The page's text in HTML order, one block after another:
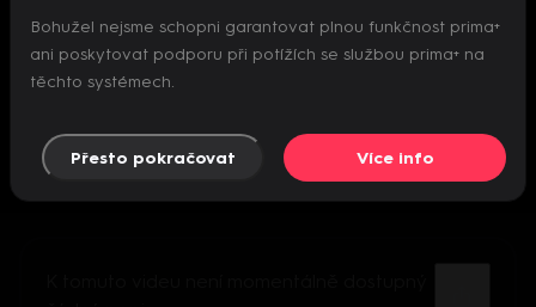
Nepodařilo se inicializovat přehrávač
Bohužel nejsme schopni garantovat plnou funkčnost prima+
ani poskytovat podporu při potížích se službou prima+ na
těchto systémech.
Přesto pokračovat Více info